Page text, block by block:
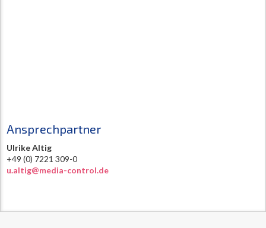
Ansprechpartner
Ulrike Altig
+49 (0) 7221 309-0
u.altig@media-control.de